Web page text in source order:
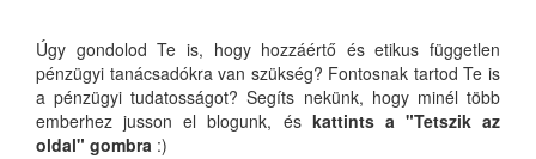
Úgy gondolod Te is, hogy hozzáértő és etikus független
pénzügyi tanácsadókra van szükség? Fontosnak tartod Te is
a pénzügyi tudatosságot? Segíts nekünk, hogy minél több
emberhez jusson el blogunk, és kattints a "Tetszik az
oldal" gombra :)